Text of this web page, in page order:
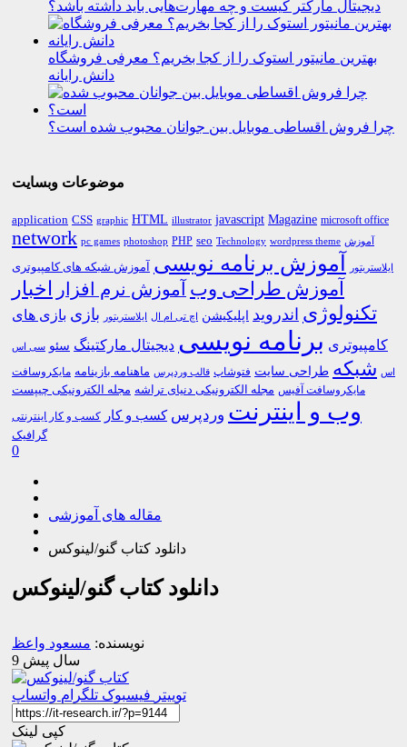
دیجیتال مارکتر کیست و چه مهارت‌هایی باید داشته باشد؟
بهترین مانیتور استوک را از کجا بخریم؟ معرفی فروشگاه
دانش رایانه
چرا فروش اقساطی موبایل بین جوانان محبوب شده است؟
موضوعات وبسایت
application CSS graphic HTML illustrator javascript Magazine microsoft office
network pc games photoshop PHP seo Technology wordpress theme آموزش
ایلاستریتور آموزش برنامه نویسی آموزش شبکه های کامپیوتری
آموزش طراحی وب آموزش نرم افزار اخبار
تکنولوژی اندروید اپلیکیشن اچ تی ام ال ایلاستریتور بازی بازی های
کامپیوتری برنامه نویسی دیجیتال مارکتینگ سئو سی اس
اس شبکه طراحی سایت فتوشاپ قالب وردپرس ماهنامه بازینامه مایکروسافت
مایکروسافت آفیس مجله الکترونیکی دنیای تراشه مجله الکترونیکی چیپست
وب و اینترنت وردپرس کسب و کار کسب و کار اینترنتی
گرافیک
0
مقاله های آموزشی
دانلود کتاب گنو/لینوکس
دانلود کتاب گنو/لینوکس
نویسنده: مسعود واعظ
9 سال پیش
توییتر فیسبوک تلگرام واتساپ
کپی لینک